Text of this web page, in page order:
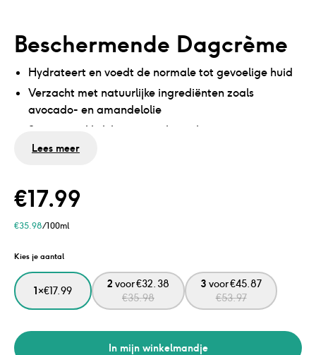
Beschermende Dagcrème
Hydrateert en voedt de normale tot gevoelige huid
Verzacht met natuurlijke ingrediënten zoals
avocado- en amandelolie
Smeert makkelijk uit en trekt snel in
Geen mineralie olie, microplastics of siliconen
Lees meer
€17.99
€35.98/100ml
Kies je aantal
1×€17.99
2 voor€32.38
€35.98
3 voor€45.87
€53.97
In mijn winkelmandje